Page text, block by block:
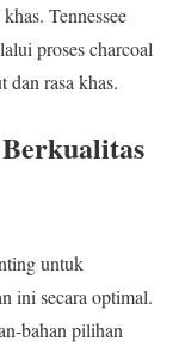
Tennessee
proses charcoal
dan rasa khas.
untuk
ini secara optimal.
bahan pilihan